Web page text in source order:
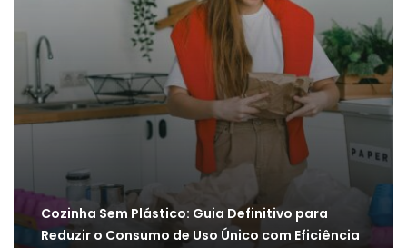
Cozinha Sem Plástico: Guia Definitivo para
Reduzir o Consumo de Uso Único com Eficiência